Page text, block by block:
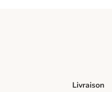
Livraison